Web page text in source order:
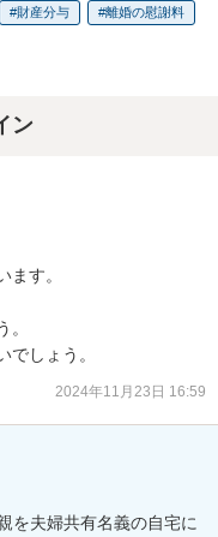
財産分与 離婚の慰謝料
ン
す。
しょう。
2024年11月23日 16:59
を夫婦共有名義の自宅に